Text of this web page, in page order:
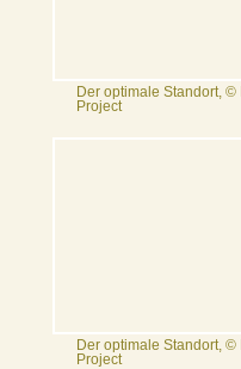
Der optimale Standort, ©
Project
Der optimale Standort, ©
Project